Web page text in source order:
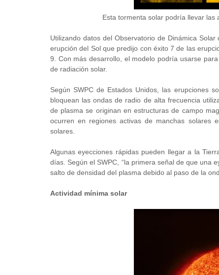
Esta tormenta solar podría llevar las
Utilizando datos del Observatorio de Dinámica
erupción del Sol que predijo con éxito 7 de las
9. Con más desarrollo, el modelo podría usarse
de radiación solar.
Según SWPC de Estados Unidos, las erupciones
bloquean las ondas de radio de alta frecuencia
de plasma se originan en estructuras de campo
ocurren en regiones activas de manchas solares
solares.
Algunas eyecciones rápidas pueden llegar a la
días. Según el SWPC, “la primera señal de que una
salto de densidad del plasma debido al paso de la
Actividad mínima solar